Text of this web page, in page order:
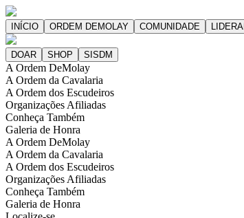
A Ordem DeMolay
A Ordem da Cavalaria
A Ordem dos Escudeiros
Organizações Afiliadas
Conheça Também
Galeria de Honra
A Ordem DeMolay
A Ordem da Cavalaria
A Ordem dos Escudeiros
Organizações Afiliadas
Conheça Também
Galeria de Honra